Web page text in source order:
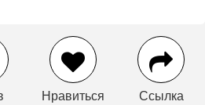
Нравиться Ссылка